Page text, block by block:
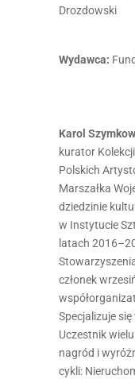
Drozdowski
Wydawca:
Karol
kurator
Polskich
Marszałka
dziedzinie
w Instytucie
latach
członek
Specjalizuje
Uczestnik
nagród i
cykli: